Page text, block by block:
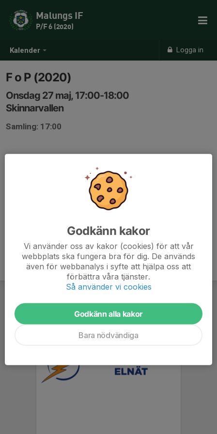
Kalender Logga in
Malungs IF
P/F 6 (2020)
F o P (2020)
Onsdag 27 maj, 17:00-18:00
Skinnarvallen
Samling: 17:00
Godkänn kakor
Vi använder oss av kakor (cookies) för att vår
webbplats ska fungera bra för dig. De används
även för webbanalys i syfte att hjälpa oss att
förbättra våra tjänster.
Så använder vi cookies
Godkänn alla kakor
Bara nödvändiga